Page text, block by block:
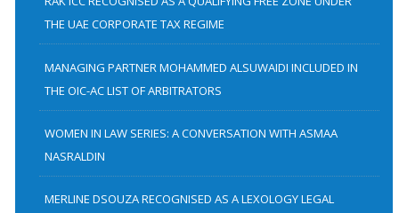
THE UAE CORPORATE TAX REGIME
MANAGING PARTNER MOHAMMED ALSUWAIDI INCLUDED IN
THE OIC-AC LIST OF ARBITRATORS
WOMEN IN LAW SERIES: A CONVERSATION WITH ASMAA
NASRALDIN
MERLINE DSOUZA RECOGNISED AS A LEXOLOGY LEGAL